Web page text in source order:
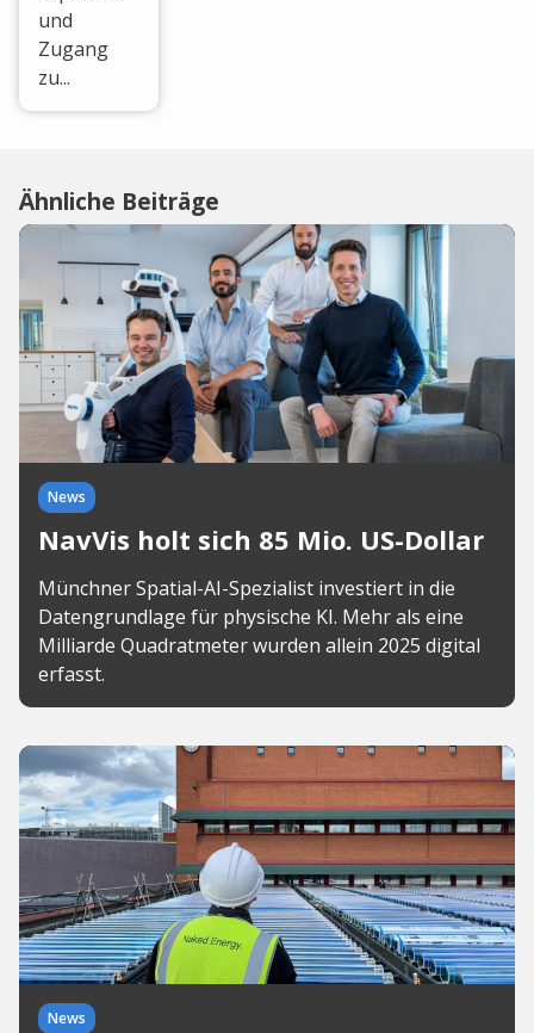
und
Zugang
zu...
Ähnliche Beiträge
News
NavVis holt sich 85 Mio. US-Dollar
Münchner Spatial-AI-Spezialist investiert in die
Datengrundlage für physische KI. Mehr als eine
Milliarde Quadratmeter wurden allein 2025 digital
erfasst.
News